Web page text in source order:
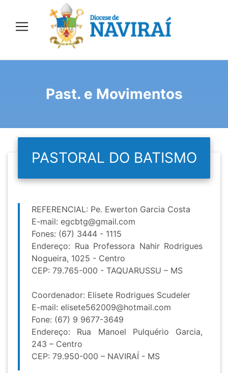
Past. e Movimentos
PASTORAL DO BATISMO
REFERENCIAL: Pe. Ewerton Garcia Costa
E-mail: egcbtg@gmail.com
Fones: (67) 3444 - 1115
Endereço: Rua Professora Nahir Rodrigues
Nogueira, 1025 - Centro
CEP: 79.765-000 - TAQUARUSSU – MS
Coordenador: Elisete Rodrigues Scudeler
E-mail: elisete562009@hotmail.com
Fone: (67) 9 9677-3649
Endereço: Rua Manoel Pulquério Garcia,
243 – Centro
CEP: 79.950-000 – NAVIRAÍ - MS